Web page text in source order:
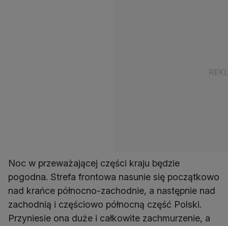
Noc w przeważającej części kraju będzie
pogodna. Strefa frontowa nasunie się początkowo
nad krańce północno-zachodnie, a następnie nad
zachodnią i częściowo północną część Polski.
Przyniesie ona duże i całkowite zachmurzenie, a